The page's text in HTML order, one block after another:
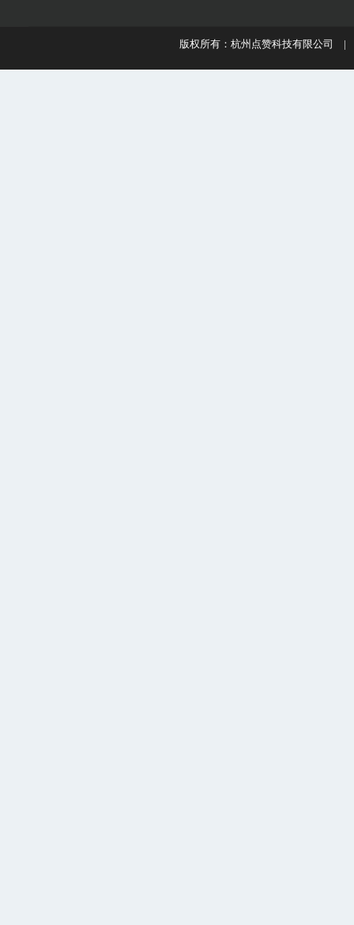
版权所有：杭州点赞科技有限公司